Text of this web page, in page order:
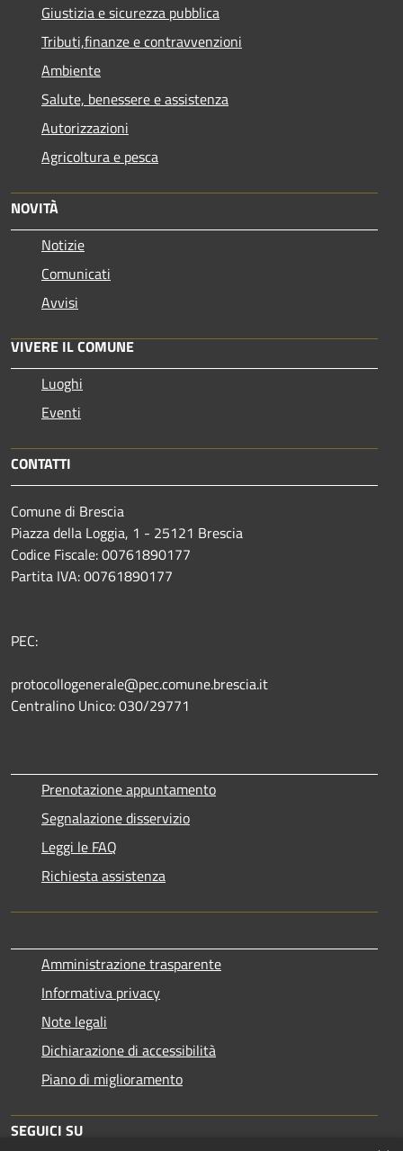
Giustizia e sicurezza pubblica
Tributi,finanze e contravvenzioni
Ambiente
Salute, benessere e assistenza
Autorizzazioni
Agricoltura e pesca
NOVITÀ
Notizie
Comunicati
Avvisi
VIVERE IL COMUNE
Luoghi
Eventi
CONTATTI
Comune di Brescia
Piazza della Loggia, 1 - 25121 Brescia
Codice Fiscale: 00761890177
Partita IVA: 00761890177
PEC:
protocollogenerale@pec.comune.brescia.it
Centralino Unico: 030/29771
Prenotazione appuntamento
Segnalazione disservizio
Leggi le FAQ
Richiesta assistenza
Amministrazione trasparente
Informativa privacy
Note legali
Dichiarazione di accessibilità
Piano di miglioramento
SEGUICI SU